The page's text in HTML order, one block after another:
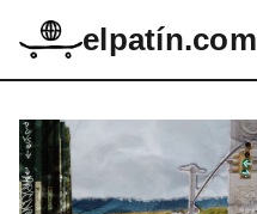
elpatín.com